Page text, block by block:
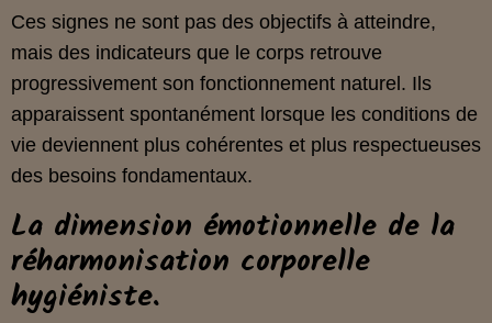
Ces signes ne sont pas des objectifs à atteindre,
mais des indicateurs que le corps retrouve
progressivement son fonctionnement naturel. Ils
apparaissent spontanément lorsque les conditions de
vie deviennent plus cohérentes et plus respectueuses
des besoins fondamentaux.
La dimension émotionnelle de la
réharmonisation corporelle
hygiéniste.